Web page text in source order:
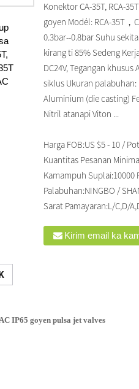
Konektor CA-35T, RCA-
goyen Modél: RCA-35T
0.3bar--0.8bar Suhu
kirang ti 85% Sedeng
DC24V, Tegangan khusus
siklus Ukuran palabuhan:
Aluminium (die casting)
Nitril atanapi Viton ...
Harga FOB:US $5 - 10 /
Kuantitas Pesanan
Kamampuh Suplai:10000
Palabuhan:NINGBO /
Sarat Pamayaran:L/C,D/
Kirim email ka
IP65 goyen pulsa jet valves